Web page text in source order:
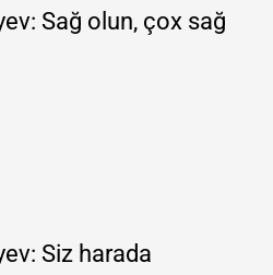
Sağ olun, çox sağ
Siz harada